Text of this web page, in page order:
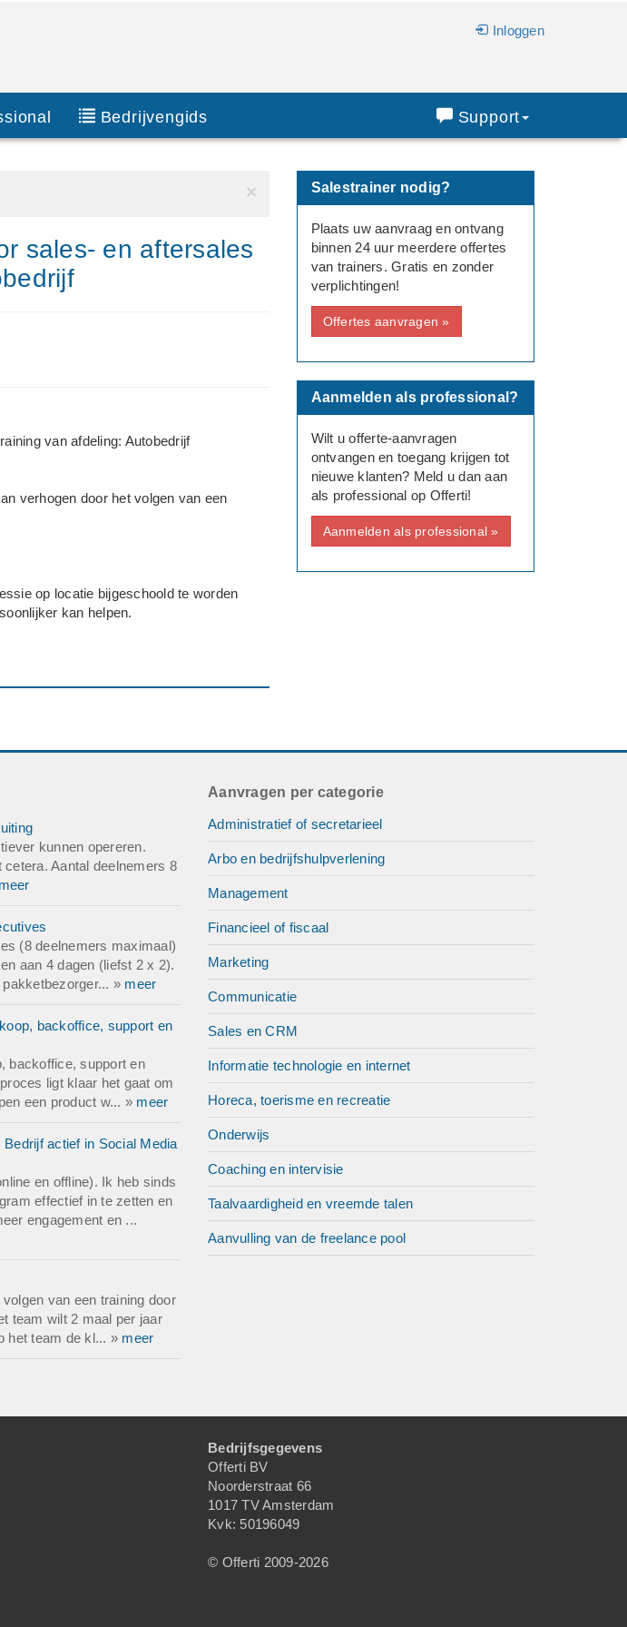
Inloggen
Bedrijvengids Support
×
sales- en aftersales
van afdeling: Autobedrijf
verhogen door het volgen van een
op locatie bijgeschoold te worden
kan helpen.
vlak van een autobedrijf.
Salestrainer nodig?
Plaats uw aanvraag en ontvang
binnen 24 uur meerdere offertes
van trainers. Gratis en zonder
verplichtingen!
Offertes aanvragen »
Aanmelden als professional?
Wilt u offerte-aanvragen
ontvangen en toegang krijgen tot
nieuwe klanten? Meld u dan aan
als professional op Offerti!
Aanmelden als professional »
kunnen opereren.
Aantal deelnemers 8
meer
(8 deelnemers maximaal)
aan 4 dagen (liefst 2 x 2).
» meer
backoffice, support en
backoffice, support en
ligt klaar het gaat om
een product w... » meer
actief in Social Media
en offline). Ik heb sinds
effectief in te zetten en
engagement en ...
van een training door
team wilt 2 maal per jaar
het team de kl... » meer
Aanvragen per categorie
Administratief of secretarieel
Arbo en bedrijfshulpverlening
Management
Financieel of fiscaal
Marketing
Communicatie
Sales en CRM
Informatie technologie en internet
Horeca, toerisme en recreatie
Onderwijs
Coaching en intervisie
Taalvaardigheid en vreemde talen
Aanvulling van de freelance pool
Bedrijfsgegevens
Offerti BV
Noorderstraat 66
1017 TV Amsterdam
Kvk: 50196049
© Offerti 2009-2026